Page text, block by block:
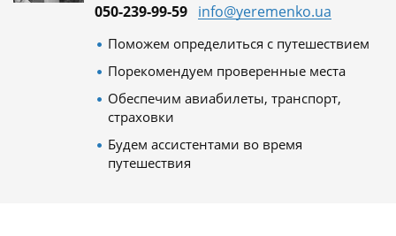
050-239-99-59 info@yeremenko.ua
Поможем определиться с путешествием
Порекомендуем проверенные места
Обеспечим авиабилеты, транспорт,
страховки
Будем ассистентами во время
путешествия